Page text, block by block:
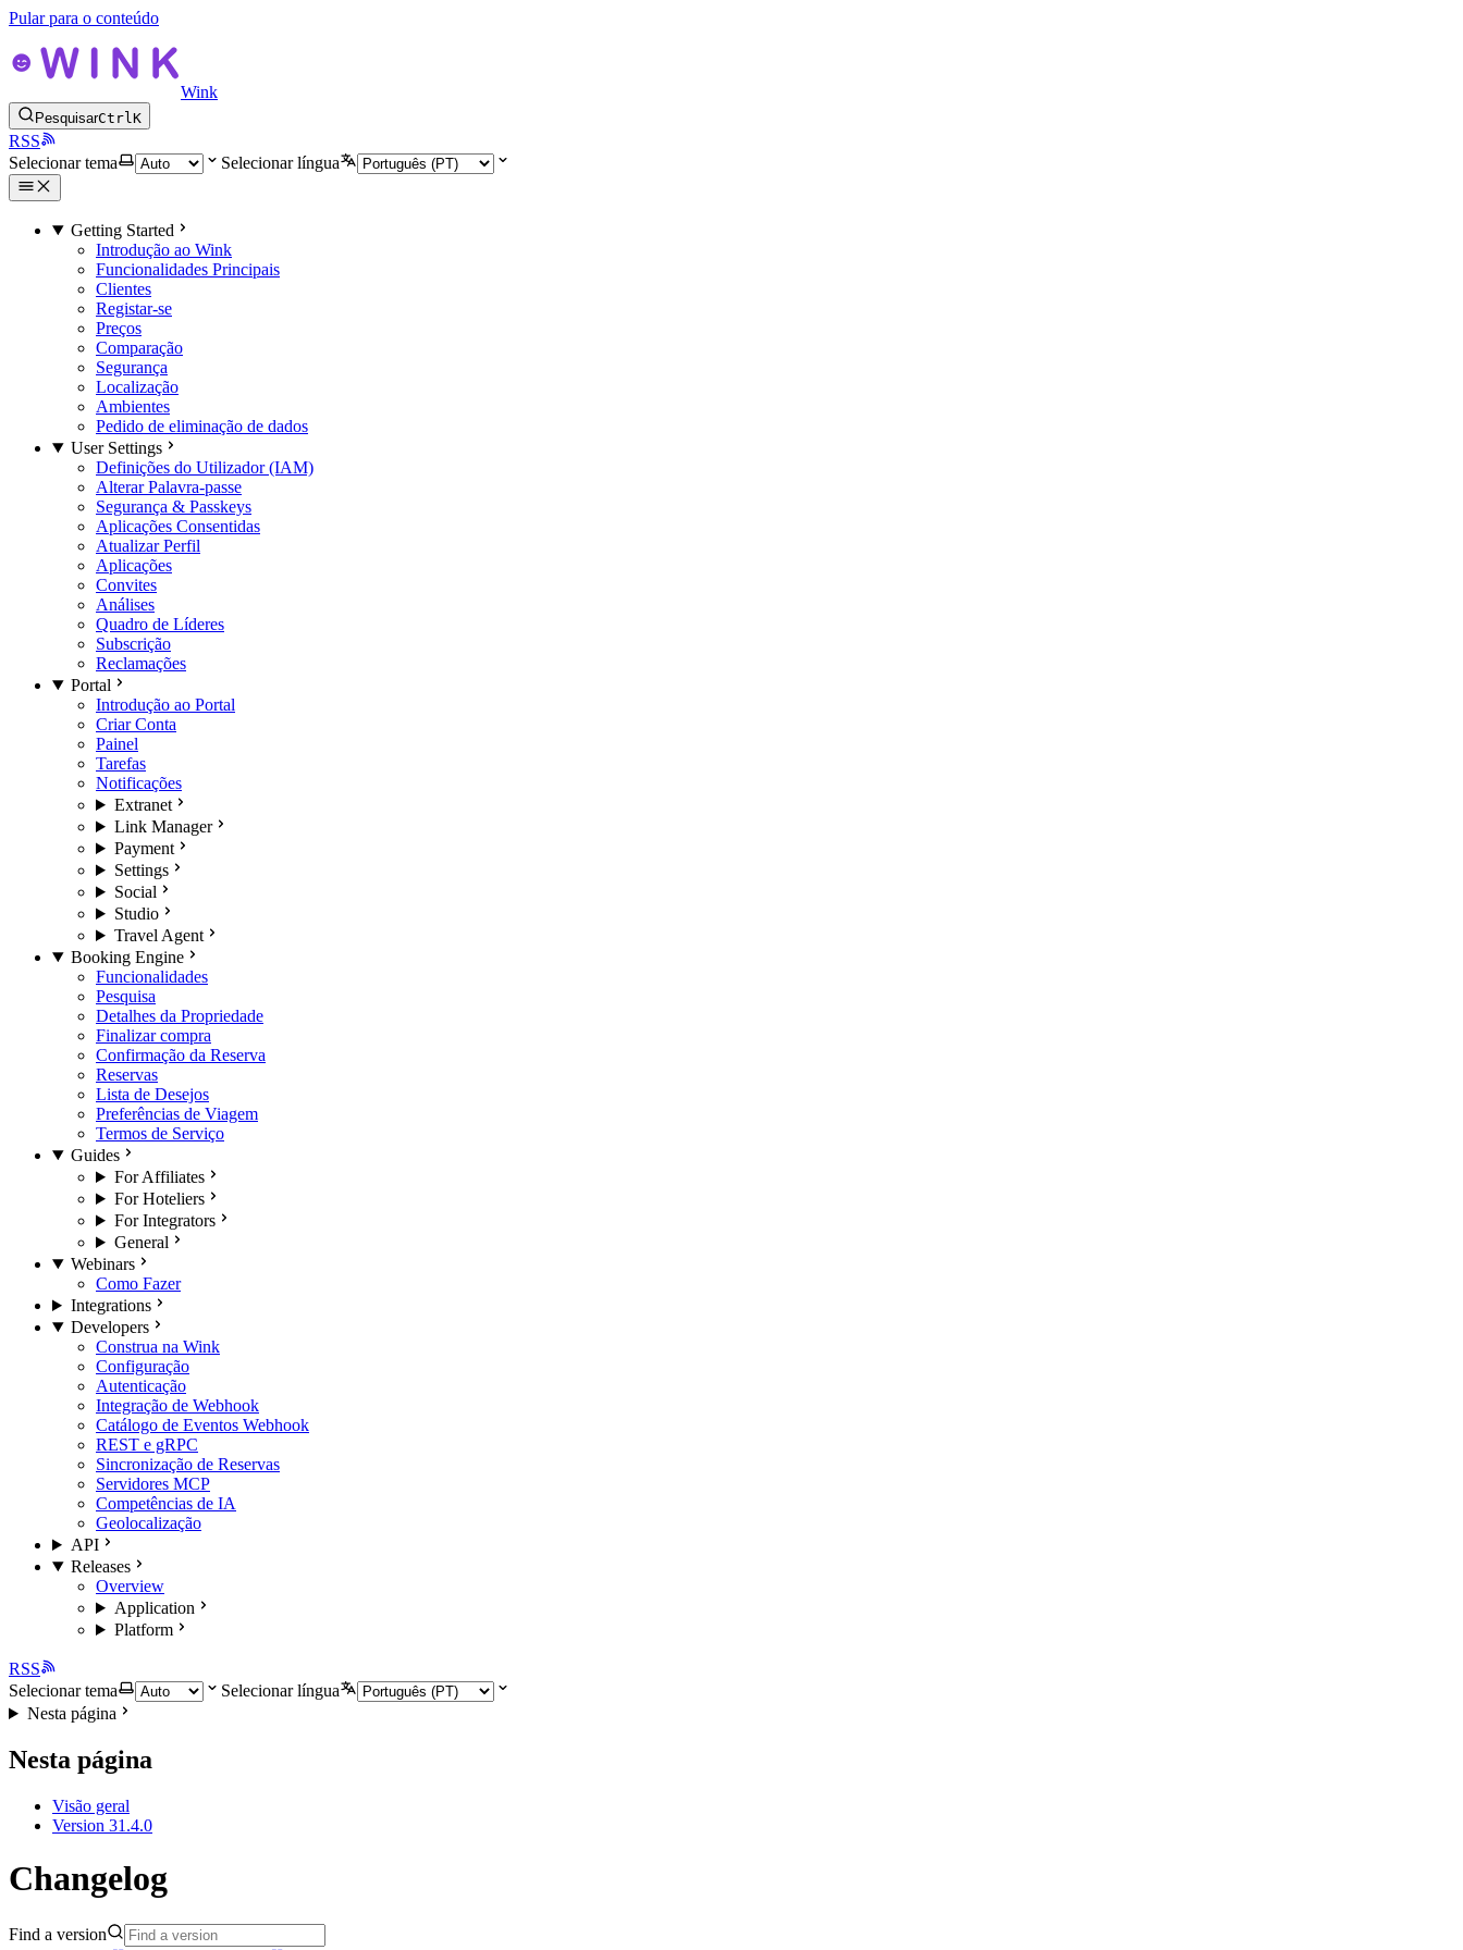
Pular para o conteúdo
Wink
PesquisarCtrlK
RSS
Selecionar tema
Selecionar língua
Getting Started
Introdução ao Wink
Funcionalidades Principais
Clientes
Registar-se
Preços
Comparação
Segurança
Localização
Ambientes
Pedido de eliminação de dados
User Settings
Definições do Utilizador (IAM)
Alterar Palavra-passe
Segurança & Passkeys
Aplicações Consentidas
Atualizar Perfil
Aplicações
Convites
Análises
Quadro de Líderes
Subscrição
Reclamações
Portal
Introdução ao Portal
Criar Conta
Painel
Tarefas
Notificações
Extranet
Link Manager
Payment
Settings
Social
Studio
Travel Agent
Booking Engine
Funcionalidades
Pesquisa
Detalhes da Propriedade
Finalizar compra
Confirmação da Reserva
Reservas
Lista de Desejos
Preferências de Viagem
Termos de Serviço
Guides
For Affiliates
For Hoteliers
For Integrators
General
Webinars
Como Fazer
Integrations
Developers
Construa na Wink
Configuração
Autenticação
Integração de Webhook
Catálogo de Eventos Webhook
REST e gRPC
Sincronização de Reservas
Servidores MCP
Competências de IA
Geolocalização
API
Releases
Overview
Application
Platform
RSS
Selecionar tema
Selecionar língua
Nesta página
Nesta página
Visão geral
Version 31.4.0
Changelog
Find a version